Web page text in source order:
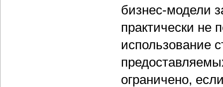
бизнес-модели
практически не
использование
ограничено,